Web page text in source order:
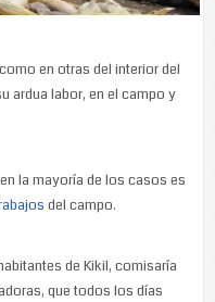
en otras del interior del
ardua labor, en el campo y
la mayoría de los casos es
del campo.
de Kikil, comisaría
que todos los días